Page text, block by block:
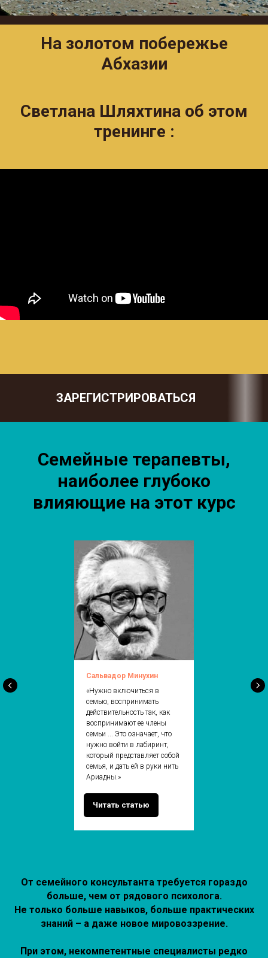
На золотом побережье
Абхазии
Светлана Шляхтина об этом
тренинге :
ЗАРЕГИСТРИРОВАТЬСЯ
Семейные терапевты,
наиболее глубоко
влияющие на этот курс
Сальвадор Минухин
«Нужно включиться в
семью, воспринимать
действительность так, как
воспринимают ее члены
семьи ... Это означает, что
нужно войти в лабиринт,
который представляет собой
семья, и дать ей в руки нить
Ариадны.»
Читать статью
От семейного консультанта требуется гораздо
больше, чем от рядового психолога.
Не только больше навыков, больше практических
знаний – а даже новое мировоззрение.
При этом, некомпетентные специалисты редко